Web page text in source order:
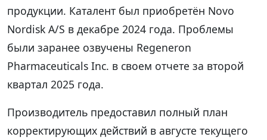
продукции. Каталент был приобретён Novo
Nordisk A/S в декабре 2024 года. Проблемы
были заранее озвучены Regeneron
Pharmaceuticals Inc. в своем отчете за второй
квартал 2025 года.
Производитель предоставил полный план
корректирующих действий в августе текущего